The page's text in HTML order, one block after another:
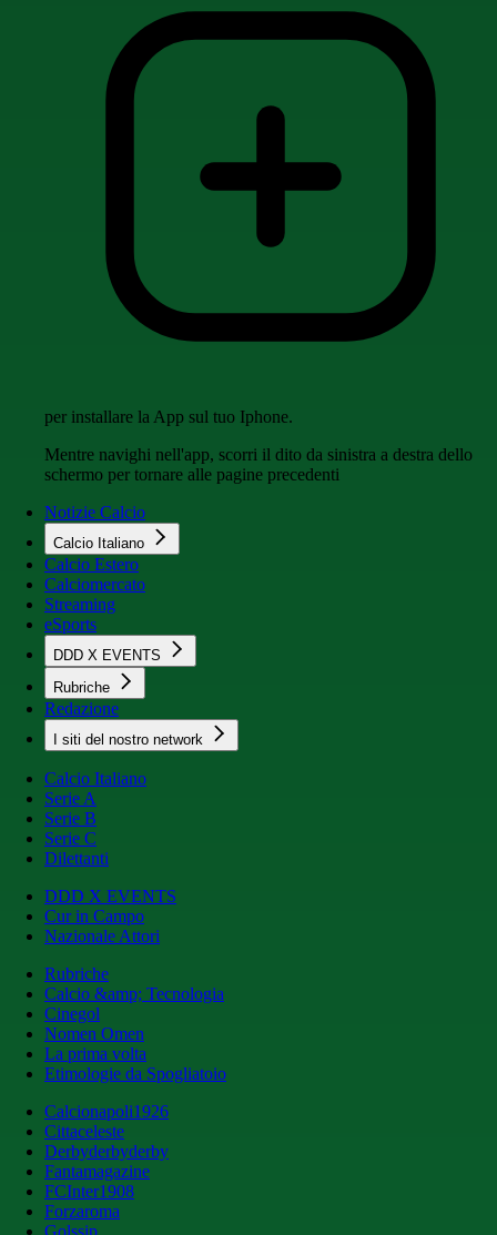
per installare la App sul tuo Iphone.
Mentre navighi nell'app, scorri il dito da sinistra a destra dello
schermo per tornare alle pagine precedenti
Notizie Calcio
Calcio Italiano
Calcio Estero
Calciomercato
Streaming
eSports
DDD X EVENTS
Rubriche
Redazione
I siti del nostro network
Calcio Italiano
Serie A
Serie B
Serie C
Dilettanti
DDD X EVENTS
Cur in Campo
Nazionale Attori
Rubriche
Calcio &amp; Tecnologia
Cinegol
Nomen Omen
La prima volta
Etimologie da Spogliatoio
Calcionapoli1926
Cittaceleste
Derbyderbyderby
Fantamagazine
FCInter1908
Forzaroma